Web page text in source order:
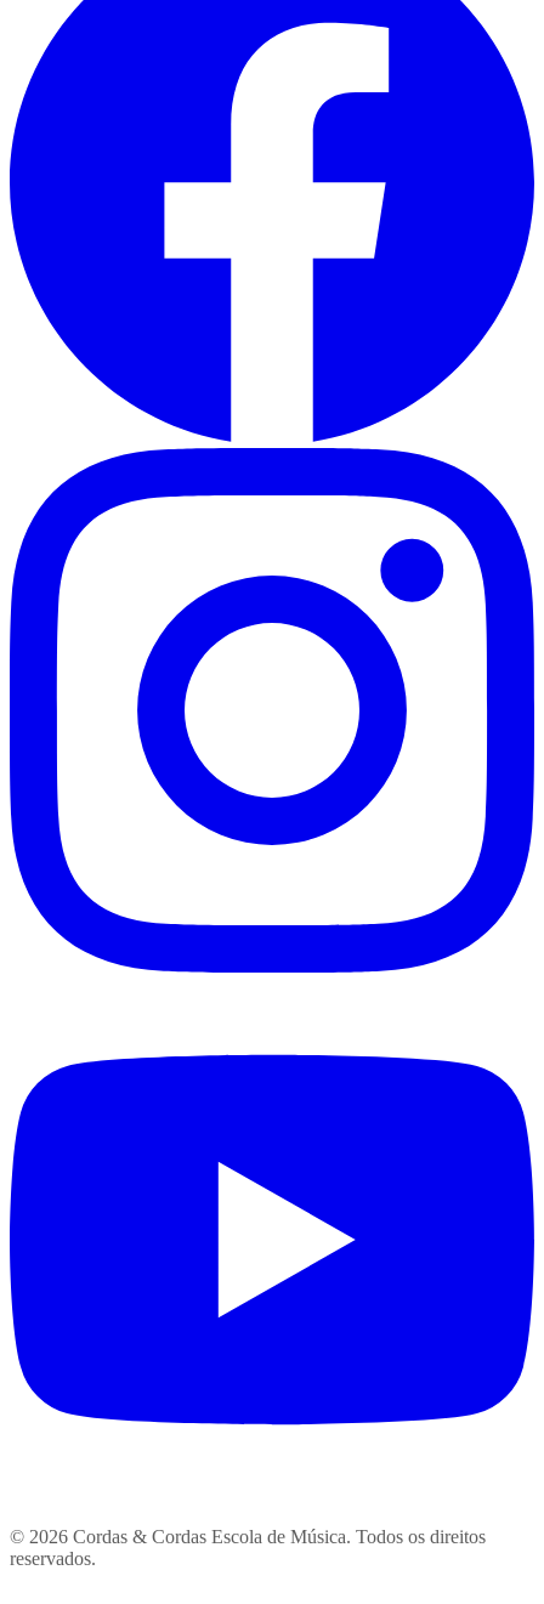
© 2026 Cordas & Cordas Escola de Música. Todos os direitos
reservados.